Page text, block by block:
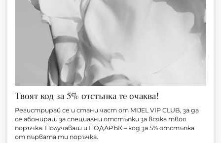
РИЗА LIGHT BLUE
Артикул № M1467
Твоят код за 5% отстъпка те очаква!
Регистрирай се и стани част от MIJEL VIP CLUB, за да
се абонираш за специални отстъпки за всяка твоя
поръчка. Получаваш и ПОДАРЪК – код за 5% отстъпка
от първата ти поръчка.